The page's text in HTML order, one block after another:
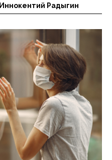
Иннокентий Радыгин